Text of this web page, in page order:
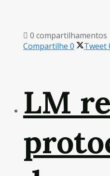
0 compartilhamentos
Compartilhe 0 Tweet
LM